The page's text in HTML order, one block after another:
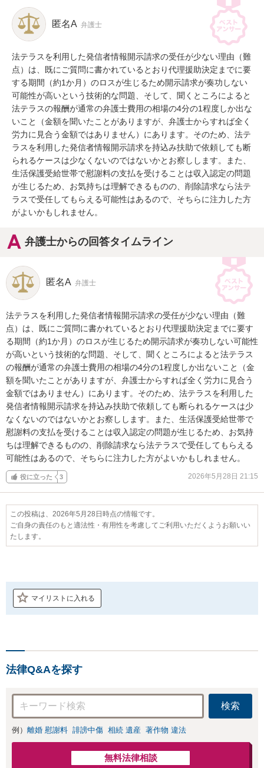
匿名A 弁護士
法テラスを利用した発信者情報開示請求の受任が少ない理由（難
点）は、既にご質問に書かれているとおり代理援助決定までに要
する期間（約1か月）のロスが生じるため開示請求が奏功しない
可能性が高いという技術的な問題、そして、聞くところによると
法テラスの報酬が通常の弁護士費用の相場の4分の1程度しか出な
いこと（金額を聞いたことがありますが、弁護士からすれば全く
労力に見合う金額ではありません）にあります。そのため、法テ
ラスを利用した発信者情報開示請求を持込み扶助で依頼しても断
られるケースは少なくないのではないかとお察しします。また、
生活保護受給世帯で慰謝料の支払を受けることは収入認定の問題
が生じるため、お気持ちは理解できるものの、削除請求なら法テ
ラスで受任してもらえる可能性はあるので、そちらに注力した方
がよいかもしれません。
弁護士からの回答タイムライン
匿名A 弁護士
法テラスを利用した発信者情報開示請求の受任が少ない理由（難
点）は、既にご質問に書かれているとおり代理援助決定までに要す
る期間（約1か月）のロスが生じるため開示請求が奏功しない可能性
が高いという技術的な問題、そして、聞くところによると法テラス
の報酬が通常の弁護士費用の相場の4分の1程度しか出ないこと（金
額を聞いたことがありますが、弁護士からすれば全く労力に見合う
金額ではありません）にあります。そのため、法テラスを利用した
発信者情報開示請求を持込み扶助で依頼しても断られるケースは少
なくないのではないかとお察しします。また、生活保護受給世帯で
慰謝料の支払を受けることは収入認定の問題が生じるため、お気持
ちは理解できるものの、削除請求なら法テラスで受任してもらえる
可能性はあるので、そちらに注力した方がよいかもしれません。
役に立った 3 2026年5月28日 21:15
この投稿は、2026年5月28日時点の情報です。
ご自身の責任のもと適法性・有用性を考慮してご利用いただくようお願いい
たします。
マイリストに入れる
法律Q&Aを探す
検索
例） 離婚 慰謝料 誹謗中傷 相続 遺産 著作物 違法
無料法律相談